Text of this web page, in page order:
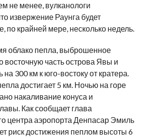
не менее, вулканологи
извержение Раунга будет
по крайней мере, несколько недель.
облако пепла, выброшенное
восточную часть острова Явы и
300 км к юго-востоку от кратера.
достигает 5 км. Ночью на горе
накаливание конуса и
Как сообщает глава
центра аэропорта Денпасар Эмиль
риск достижения пеплом высоты 6